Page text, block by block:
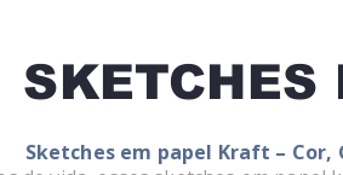
SKETCHES
Sketches em papel Kraft – Cor,